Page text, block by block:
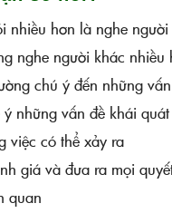
nhiều hơn là nghe
nghe người khác nhiều
chú ý đến những
những vấn đề khái
việc có thể xảy ra
giá và đưa ra mọi
quan